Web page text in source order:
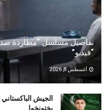
“فيديو”
أغسطس 8, 2026
بختونخوا